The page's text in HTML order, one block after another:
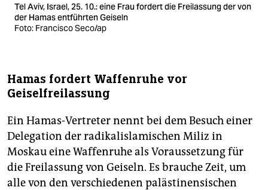
Tel Aviv, Israel, 25. 10.: eine Frau fordert die Freilassung der von
der Hamas entführten Geiseln
Foto: Francisco Seco/ap
Hamas fordert Waffenruhe vor
Geiselfreilassung
Ein Hamas-Vertreter nennt bei dem Besuch einer
Delegation der radikalislamischen Miliz in
Moskau eine Waffenruhe als Voraussetzung für
die Freilassung von Geiseln. Es brauche Zeit, um
alle von den verschiedenen palästinensischen